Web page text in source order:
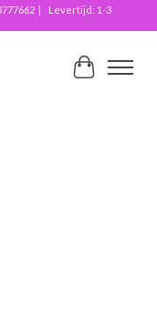
| Levertijd: 1-3